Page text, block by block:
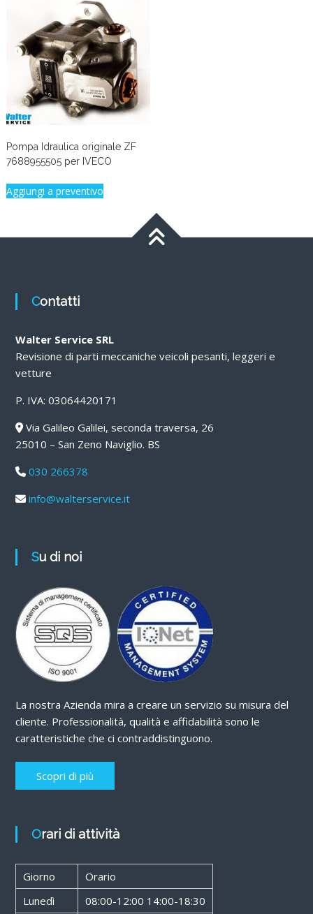
Pompa Idraulica originale ZF
7688955505 per IVECO
Aggiungi a preventivo
Contatti
Walter Service SRL
Revisione di parti meccaniche veicoli pesanti, leggeri e
vetture
P. IVA: 03064420171
Via Galileo Galilei, seconda traversa, 26
25010 – San Zeno Naviglio. BS
030 266378
info@walterservice.it
Su di noi
La nostra Azienda mira a creare un servizio su misura del
cliente. Professionalità, qualità e affidabilità sono le
caratteristiche che ci contraddistinguono.
Scopri di più
Orari di attività
Giorno
Orario
Lunedì
08:00-12:00 14:00-18:30